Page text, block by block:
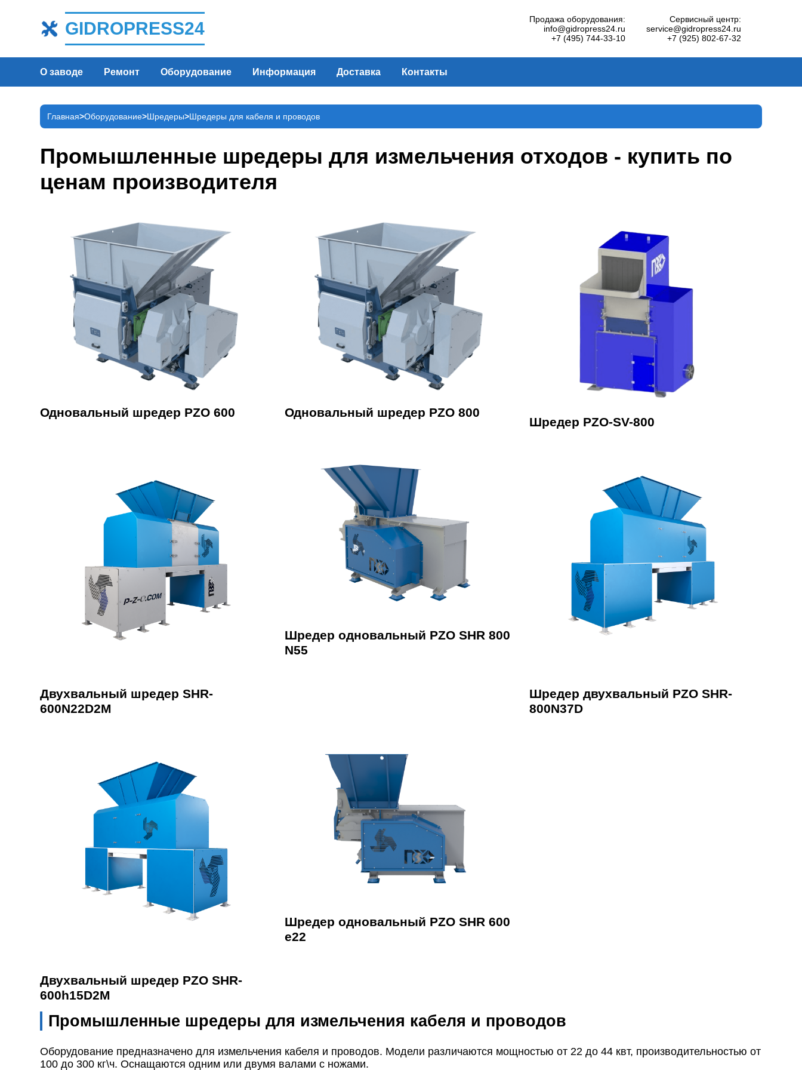
GIDROPRESS24
Продажа оборудования:
info@gidropress24.ru
+7 (495) 744-33-10
Сервисный центр:
service@gidropress24.ru
+7 (925) 802-67-32
О заводе Ремонт Оборудование Информация Доставка Контакты
Главная Оборудование Шредеры Шредеры для кабеля и проводов
Промышленные шредеры для измельчения отходов - купить по
ценам производителя
Одновальный шредер PZO 600 Одновальный шредер PZO 800
Шредер PZO-SV-800
Двухвальный шредер SHR-
600N22D2M
Шредер одновальный PZO SHR 800
N55
Шредер двухвальный PZO SHR-
800N37D
Двухвальный шредер PZO SHR-
600h15D2M
Шредер одновальный PZO SHR 600
e22
Промышленные шредеры для измельчения кабеля и проводов
Оборудование предназначено для измельчения кабеля и проводов. Модели различаются мощностью от 22 до 44 квт, производительностью от
100 до 300 кг\ч. Оснащаются одним или двумя валами с ножами.